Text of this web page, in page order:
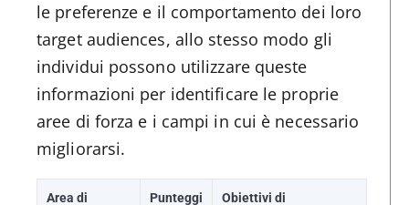
le preferenze e il comportamento dei loro
target audiences, allo stesso modo gli
individui possono utilizzare queste
informazioni per identificare le proprie
aree di forza e i campi in cui è necessario
migliorarsi.
Area di Punteggi Obiettivi di